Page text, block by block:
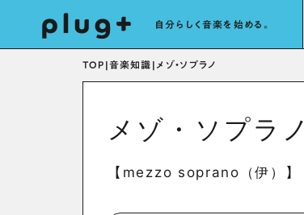
自分らしく音楽を始める。
TOP |音楽知識 | メゾ・ソプラノ
メゾ・ソプラノ
【mezzo soprano（伊）】